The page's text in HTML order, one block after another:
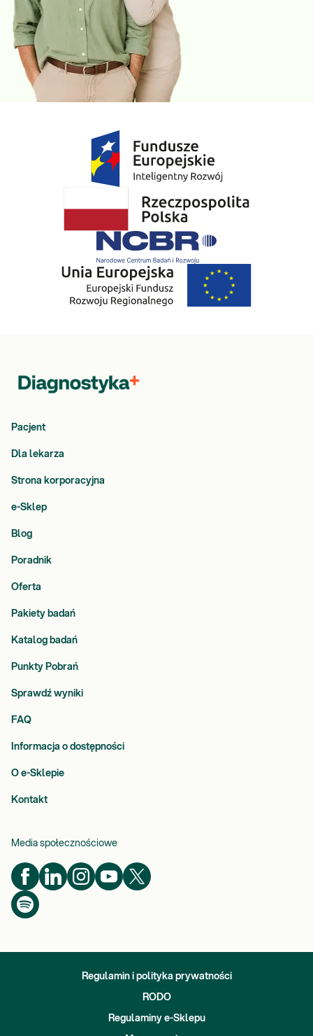
Pacjent
Dla lekarza
Strona korporacyjna
e-Sklep
Blog
Poradnik
Oferta
Pakiety badań
Katalog badań
Punkty Pobrań
Sprawdź wyniki
FAQ
Informacja o dostępności
O e-Sklepie
Kontakt
Media społecznościowe
Regulamin i polityka prywatności
RODO
Regulaminy e-Sklepu